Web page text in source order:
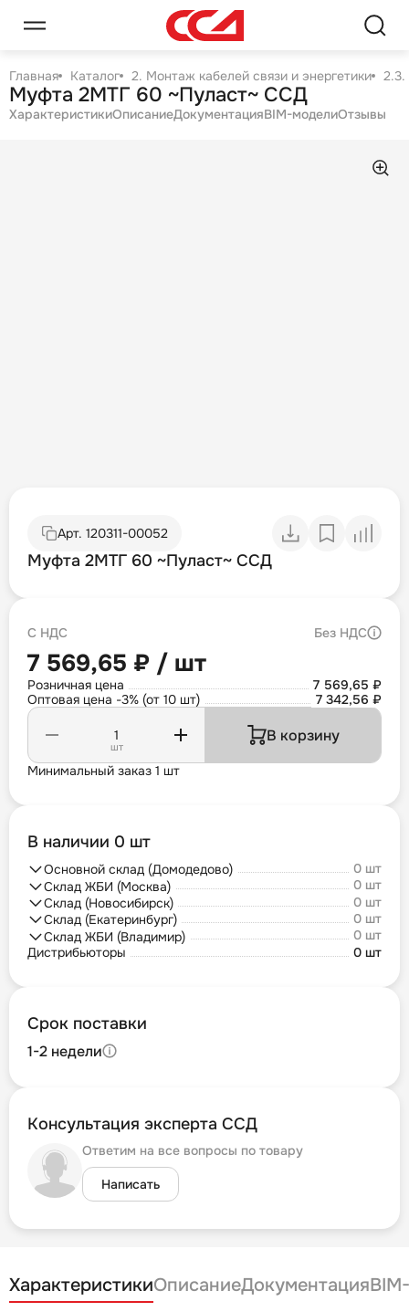
Главная Каталог 2. Монтаж кабелей связи и энергетики 2.3.
Муфта 2МТГ 60 ~Пуласт~ ССД
ХарактеристикиОписаниеДокументацияBIM-моделиОтзывы
Арт. 120311-00052
Муфта 2МТГ 60 ~Пуласт~ ССД
С НДС Без НДС
7 569,65 ₽ / шт
Розничная цена
7 569,65 ₽
Оптовая цена -3% (от 10 шт)
7 342,56 ₽
шт
В корзину
Минимальный заказ 1 шт
В наличии 0 шт
Основной склад (Домодедово)
0 шт
Склад ЖБИ (Москва)
0 шт
Склад (Новосибирск)
0 шт
Склад (Екатеринбург)
0 шт
Склад ЖБИ (Владимир)
0 шт
Дистрибьюторы
0 шт
Срок поставки
1-2 недели
Консультация эксперта ССД
Ответим на все вопросы по товару
Написать
ХарактеристикиОписаниеДокументация